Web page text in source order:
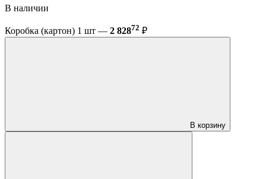
В наличии
Коробка (картон) 1 шт — 2 82872 ₽
В корзину